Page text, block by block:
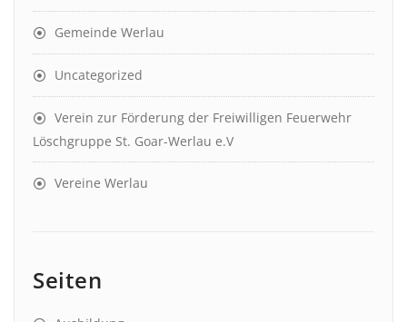
Gemeinde Werlau
Uncategorized
Verein zur Förderung der Freiwilligen Feuerwehr
Löschgruppe St. Goar-Werlau e.V
Vereine Werlau
Seiten